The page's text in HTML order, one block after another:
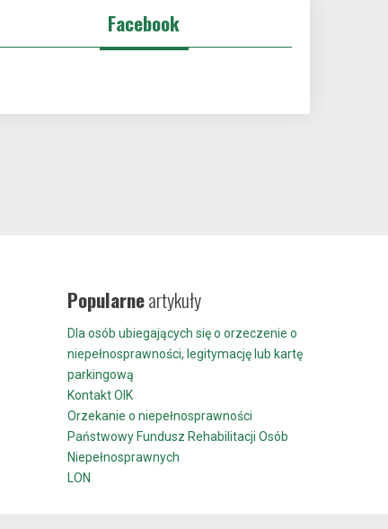
Facebook
Popularneartykuły
Dla osób ubiegających się o orzeczenie o
niepełnosprawności, legitymację lub kartę
parkingową
Kontakt OIK
Orzekanie o niepełnosprawności
Państwowy Fundusz Rehabilitacji Osób
Niepełnosprawnych
LON